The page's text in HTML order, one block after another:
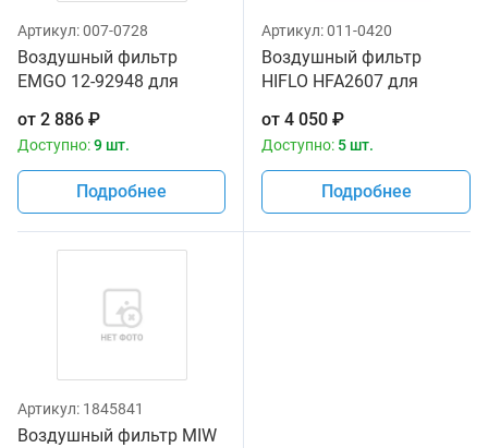
Артикул:007-0728
Воздушный фильтр
EMGO 12-92948 для
-6f '09-12, EX650R Ninja
'11-12
от 2 886 ₽
Доступно:9 шт.
Подробнее
Артикул:011-0420
Воздушный фильтр
HIFLO HFA2607 для
-6f '09-12, EX650R Ninja
'11-12
от 4 050 ₽
Доступно: 5 шт.
Подробнее
Артикул: 1845841
Воздушный фильтр MIW